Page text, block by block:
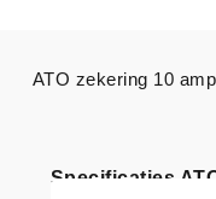
Specificaties
ATO zekering 10